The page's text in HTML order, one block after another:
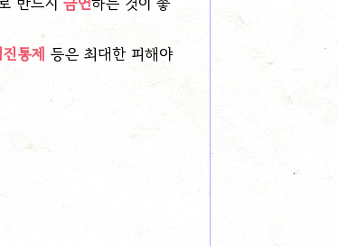
통제 등은 최대한 피해야